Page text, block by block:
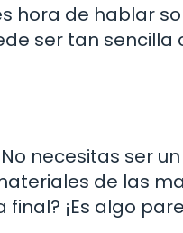
hora de hablar
ser tan sencilla
necesitas ser
de las
¡Es algo